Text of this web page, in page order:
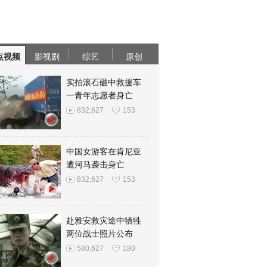
视频 影视剧 综艺 原创
实拍滚石砸中救援车
一青年志愿者身亡
832,627 153
中国女游客在肯尼亚
遭河马袭击身亡
832,627 153
赴雅安救灾途中牺牲
两位战士照片公布
580,627 180